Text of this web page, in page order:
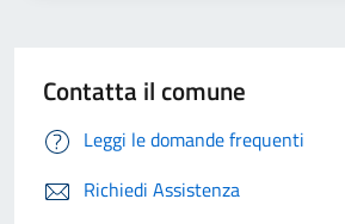
Contatta il comune
Leggi le domande frequenti
Richiedi Assistenza